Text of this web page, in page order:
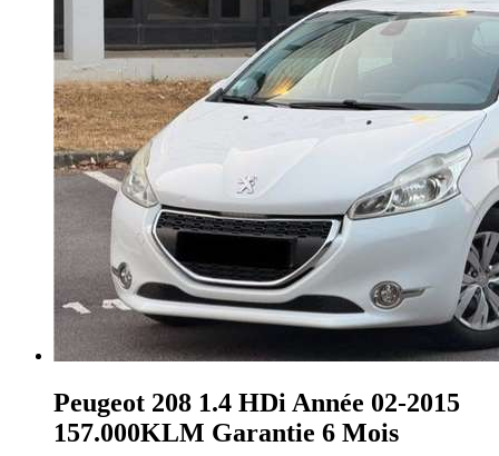
Peugeot 208 1.4 HDi Année 02-2015
157.000KLM Garantie 6 Mois